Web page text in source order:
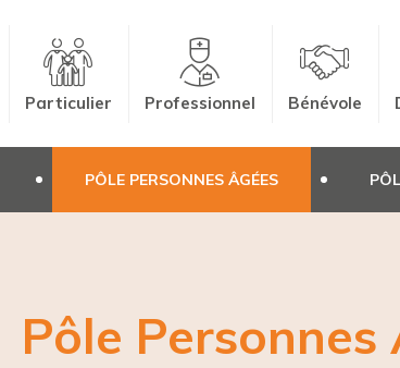
Particulier Professionnel Bénévole
PÔLE PERSONNES ÂGÉES
Pôle Personnes